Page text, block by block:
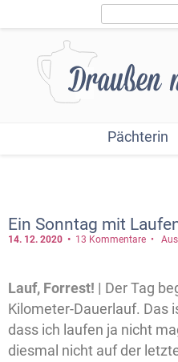
Pächterin
Ein Sonntag mit
14. 12. 2020 13 Kommentare
Lauf, Forrest! | Der Tag
Kilometer-Dauerlauf. Das
dass ich laufen ja nicht
diesmal nicht auf der